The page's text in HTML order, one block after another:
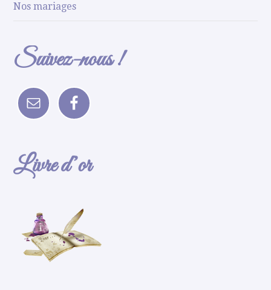
Nos mariages
Suivez-nous !
Livre d’or